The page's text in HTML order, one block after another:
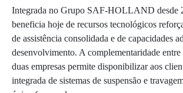
Integrada no Grupo SAF-HOLLAND desde
beneficia hoje de recursos tecnológicos
de assistência consolidada e de capacidades
desenvolvimento. A complementaridade
duas empresas permite disponibilizar aos
integrada de sistemas de suspensão e